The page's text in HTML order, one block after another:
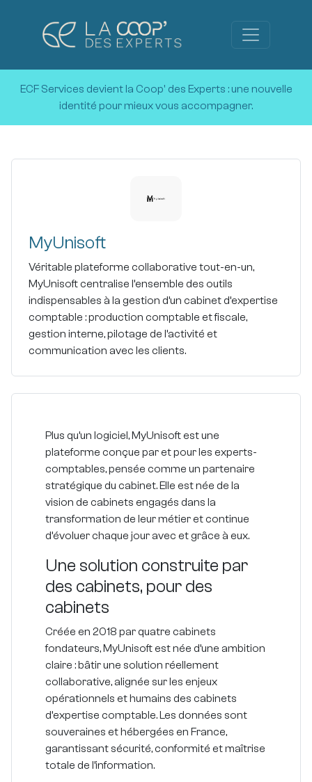
ECF Services devient la Coop' des Experts :une nouvelle
identité pour mieux vous accompagner.
MyUnisoft
Véritable plateforme collaborative tout-en-un,
MyUnisoft centralise l’ensemble des outils
indispensables à la gestion d’un cabinet d’expertise
comptable : production comptable et fiscale,
gestion interne, pilotage de l’activité et
communication avec les clients.
Plus qu’un logiciel, MyUnisoft est une
plateforme conçue par et pour les experts-
comptables, pensée comme un partenaire
stratégique du cabinet. Elle est née de la
vision de cabinets engagés dans la
transformation de leur métier et continue
d’évoluer chaque jour avec et grâce à eux.
Une solution construite par
des cabinets, pour des
cabinets
Créée en 2018 par quatre cabinets
fondateurs, MyUnisoft est née d’une ambition
claire : bâtir une solution réellement
collaborative, alignée sur les enjeux
opérationnels et humains des cabinets
d’expertise comptable. Les données sont
souveraines et hébergées en France,
garantissant sécurité, conformité et maîtrise
totale de l’information.